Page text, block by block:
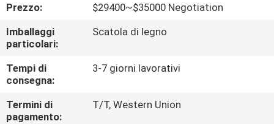
CONTROLLO
DELLA
QUALITÀ
CONTATTACI
Prezzo:
$29400~$35000 Negotiation
Imballaggi
particolari:
Scatola di legno
Tempi di
consegna:
3-7 giorni lavorativi
Termini di
pagamento:
T/T, Western Union